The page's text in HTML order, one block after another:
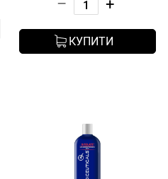
– +
КУПИТИ